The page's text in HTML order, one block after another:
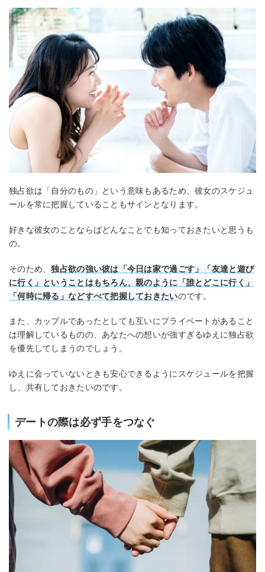
独占欲は「自分のもの」という意味もあるため、彼女のスケジュ
ールを常に把握していることもサインとなります。
好きな彼女のことならばどんなことでも知っておきたいと思うも
の。
そのため、独占欲の強い彼は「今日は家で過ごす」「友達と遊び
に行く」ということはもちろん、親のように「誰とどこに行く」
「何時に帰る」などすべて把握しておきたいのです。
また、カップルであったとしても互いにプライベートがあること
は理解しているものの、あなたへの想いが強すぎるゆえに独占欲
を優先してしまうのでしょう。
ゆえに会っていないときも安心できるようにスケジュールを把握
し、共有しておきたいのです。
デートの際は必ず手をつなぐ